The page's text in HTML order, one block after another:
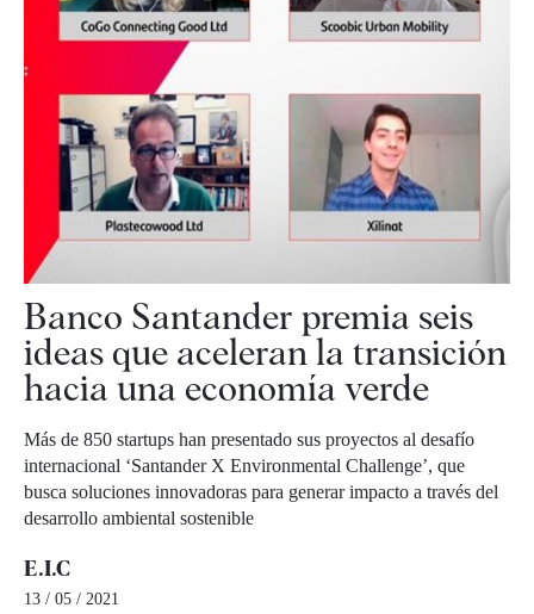
Banco Santander premia seis
ideas que aceleran la transición
hacia una economía verde
Más de 850 startups han presentado sus proyectos al desafío
internacional ‘Santander X Environmental Challenge’, que
busca soluciones innovadoras para generar impacto a través del
desarrollo ambiental sostenible
E.I.C
13 / 05 / 2021